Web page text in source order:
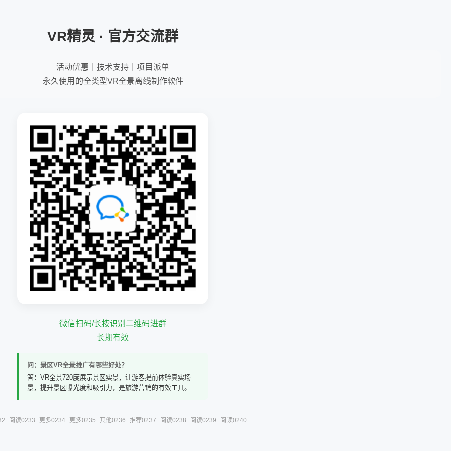
VR精灵 · 官方交流群
活动优惠｜技术支持｜项目派单
永久使用的全类型VR全景离线制作软件
微信扫码/长按识别二维码进群
长期有效
问：景区VR全景推广有哪些好处？
答：VR全景720度展示景区实景，让游客提前体验真实场
景，提升景区曝光度和吸引力，是旅游营销的有效工具。
阅读0233 更多0234 更多0235 其他0236 推荐0237 阅读0238 阅读0239 阅读0240